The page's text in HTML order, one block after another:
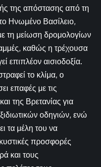
της απόστασης από τη
Ηνωμένο Βασίλειο,
τη μείωση δρομολογίων
καθώς η τρέχουσα
επιπλέον αισιοδοξία.
το κλίμα, ο
επαφές με τις
της Βρετανίας για
οδηγιών, ενώ
τα μέλη του να
προσφορές
και τους